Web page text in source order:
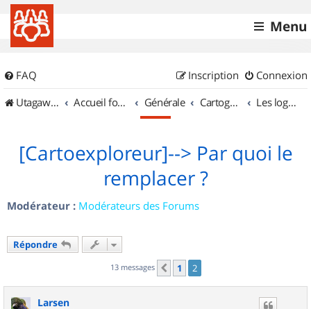
Menu
FAQ Connexion
Inscription
UtagawaVTT (Randos VTT et VTTAE avec traces GPS)
Accueil forum Générale Cartographie et GPS Les logiciels
[Cartoexploreur]--> Par quoi le
remplacer ?
Modérateur : Modérateurs des Forums
Répondre
13 messages Précédent
1 2
Larsen